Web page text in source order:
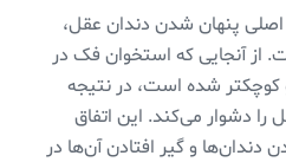
پنهان شدن دندان عقل،
از آنجایی که استخوان فک در
کوچکتر شده است، در نتیجه
دشوار می‌کند. این اتفاق
دندان‌ها و گیر افتادن آن‌ها در